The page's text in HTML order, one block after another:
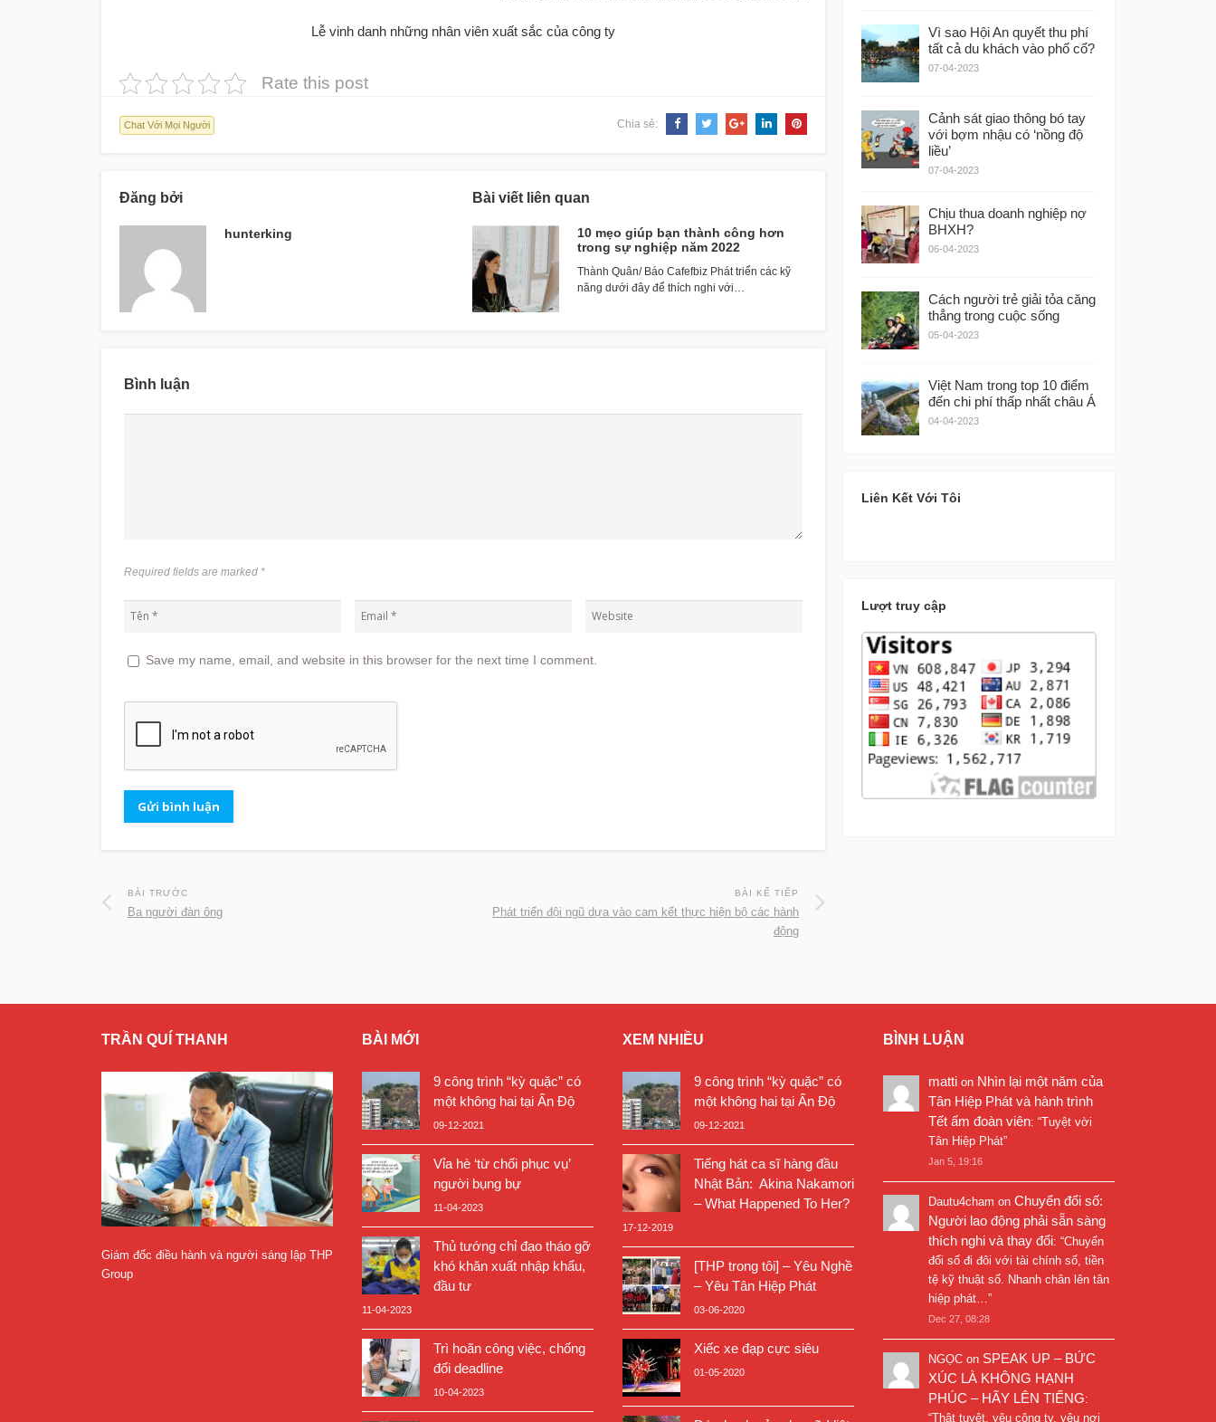
Lễ vinh danh những nhân viên xuất sắc của công ty
Rate this post
Chat Với Mọi Người Chia sẻ:
Đăng bởi
hunterking
Bài viết liên quan
10 mẹo giúp bạn thành công hơn
trong sự nghiệp năm 2022
Thành Quân/ Báo Cafefbiz Phát triển các kỹ
năng dưới đây để thích nghi với…
Bình luận
Required fields are marked *
Save my name, email, and website in this browser for the next time I comment.
BÀI TRƯỚC
Ba người đàn ông
BÀI KẾ TIẾP
Phát triển đội ngũ dựa vào cam kết thực hiện bộ các hành
động
Vì sao Hội An quyết thu phí
tất cả du khách vào phố cổ?
07-04-2023
Cảnh sát giao thông bó tay
với bợm nhậu có ‘nồng độ
liều’
07-04-2023
Chịu thua doanh nghiệp nợ
BHXH?
06-04-2023
Cách người trẻ giải tỏa căng
thẳng trong cuộc sống
05-04-2023
Việt Nam trong top 10 điểm
đến chi phí thấp nhất châu Á
04-04-2023
Liên Kết Với Tôi
Lượt truy cập
TRẦN QUÍ THANH
Giám đốc điều hành và người sáng lập THP
Group
BÀI MỚI
9 công trình “kỳ quặc” có
một không hai tại Ấn Độ
09-12-2021
Vỉa hè ‘từ chối phục vụ’
người bụng bự
11-04-2023
Thủ tướng chỉ đạo tháo gỡ
khó khăn xuất nhập khẩu,
đầu tư
11-04-2023
Trì hoãn công việc, chống
đối deadline
10-04-2023
XEM NHIỀU
9 công trình “kỳ quặc” có
một không hai tại Ấn Độ
09-12-2021
Tiếng hát ca sĩ hàng đầu
Nhật Bản: Akina Nakamori
– What Happened To Her?
17-12-2019
[THP trong tôi] – Yêu Nghề
– Yêu Tân Hiệp Phát
03-06-2020
Xiếc xe đạp cực siêu
01-05-2020
BÌNH LUẬN
matti on Nhìn lại một năm của
Tân Hiệp Phát và hành trình
Tết ấm đoàn viên: “Tuyệt vời
Tân Hiệp Phát”
Jan 5, 19:16
Dautu4cham on Chuyển đổi số:
Người lao động phải sẵn sàng
thích nghi và thay đổi: “Chuyển
đổi số đi đôi với tài chính số, tiền
tệ kỹ thuật số. Nhanh chân lên tân
hiệp phát…”
Dec 27, 08:28
NGỌC on SPEAK UP – BỨC
XÚC LÀ KHÔNG HẠNH
PHÚC – HÃY LÊN TIẾNG:
“Thật tuyệt, yêu công ty, yêu nơi